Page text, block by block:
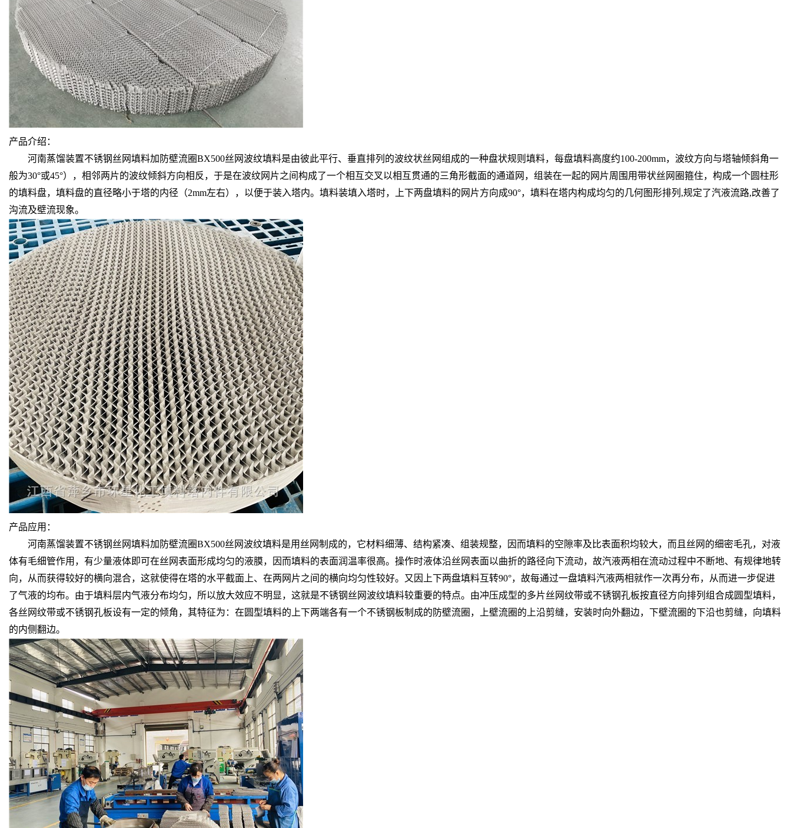
产品介绍：
河南蒸馏装置不锈钢丝网填料加防壁流圈BX500丝网波纹填料是由彼此平行、垂直排列的波纹状丝网组成的一种盘状规则填料，每盘填料高度约100-200mm，波纹方向与塔轴倾斜角一
般为30°或45°），相邻两片的波纹倾斜方向相反，于是在波纹网片之间构成了一个相互交叉以相互贯通的三角形截面的通道网，组装在一起的网片周围用带状丝网圈箍住，构成一个圆柱形
的填料盘，填料盘的直径略小于塔的内径（2mm左右），以便于装入塔内。填料装填入塔时，上下两盘填料的网片方向成90°，填料在塔内构成均匀的几何图形排列,规定了汽液流路,改善了
沟流及壁流现象。
产品应用：
河南蒸馏装置不锈钢丝网填料加防壁流圈BX500丝网波纹填料是用丝网制成的，它材料细薄、结构紧凑、组装规整，因而填料的空隙率及比表面积均较大，而且丝网的细密毛孔，对液
体有毛细管作用，有少量液体即可在丝网表面形成均匀的液膜，因而填料的表面润温率很高。操作时液体沿丝网表面以曲折的路径向下流动，故汽液两相在流动过程中不断地、有规律地转
向，从而获得较好的横向混合，这就使得在塔的水平截面上、在两网片之间的横向均匀性较好。又因上下两盘填料互转90°，故每通过一盘填料汽液两相就作一次再分布，从而进一步促进
了气液的均布。由于填料层内气液分布均匀，所以放大效应不明显，这就是不锈钢丝网波纹填料较重要的特点。由冲压成型的多片丝网纹带或不锈钢孔板按直径方向排列组合成圆型填料，
各丝网纹带或不锈钢孔板设有一定的倾角，其特征为：在圆型填料的上下两端各有一个不锈钢板制成的防壁流圈，上壁流圈的上沿剪缝，安装时向外翻边，下壁流圈的下沿也剪缝，向填料
的内侧翻边。